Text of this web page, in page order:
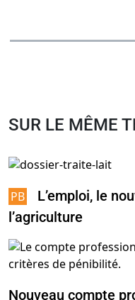
SUR LE MÊME
L’emploi, le
l’agriculture
Nouveau compte